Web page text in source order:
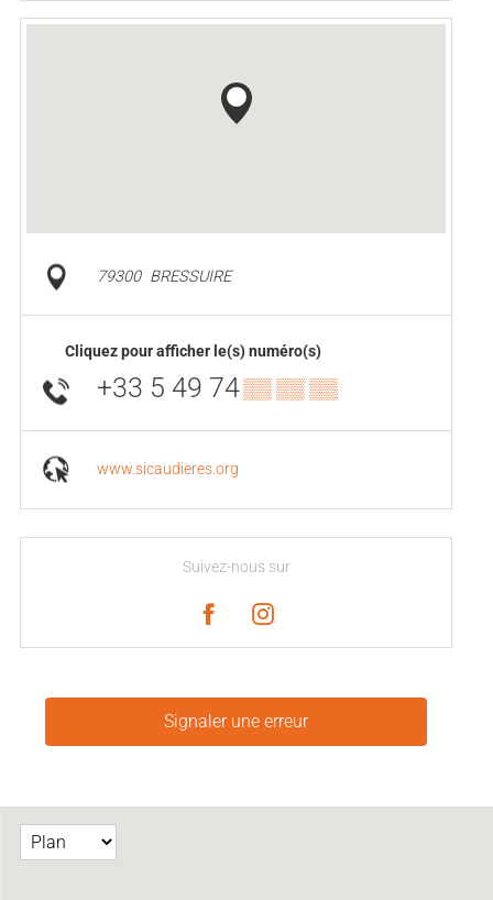
79300 BRESSUIRE
Cliquez pour afficher le(s) numéro(s)
+33 5 49 74▒▒ ▒▒ ▒▒
www.sicaudieres.org
Suivez-nous sur
Signaler une erreur